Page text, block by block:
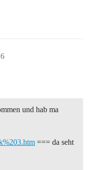
und hab ma
=== da seht